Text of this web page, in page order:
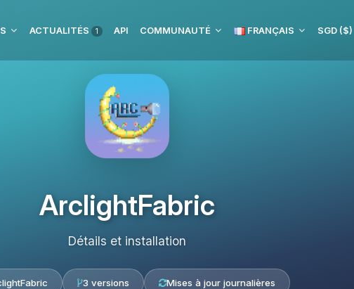
ACTUALITÉS 1 API COMMUNAUTÉ FRANÇAIS SGD ($)
ArclightFabric
Détails et installation
3 versions Mises à jour journalières